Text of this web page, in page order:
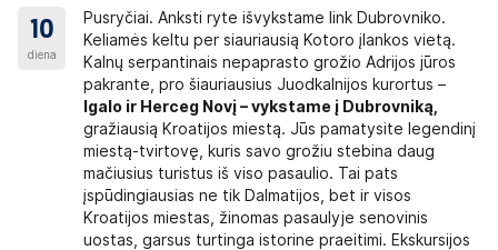
standartinės, o trečia lova gali būti sofa-
prie kelionės kainos nurodytą vienviečio
priemokos, būsite apgyvendinti kartu su
centro, iki autobuso stotelės ~ 50 m, apie
iki Kalaba restorano. Paplūdimys smėlio ir
iki paplūdimio kursuoja nemokamas
~ 7 eurai (skėtis ir 2 gultai). Norintys gali
10
diena
Pusryčiai. Anksti ryte išvykstame link Dubrovniko.
Keliamės keltu per siauriausią Kotoro įlankos vietą.
Kalnų serpantinais nepaprasto grožio Adrijos jūros
pakrante, pro šiauriausius Juodkalnijos kurortus –
Igalo ir Herceg Novį – vykstame į Dubrovniką
gražiausią Kroatijos miestą. Jūs pamatysite legendinį
miestą-tvirtovę, kuris savo grožiu stebina daug
mačiusius turistus iš viso pasaulio. Tai pats
įspūdingiausias ne tik Dalmatijos, bet ir visos
Kroatijos miestas, žinomas pasaulyje senovinis
uostas, garsus turtinga istorine praeitimi. Ekskursijos